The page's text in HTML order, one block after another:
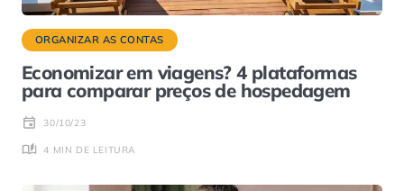
ORGANIZAR AS CONTAS
Economizar em viagens? 4 plataformas
para comparar preços de hospedagem
30/10/23
4 MIN DE LEITURA